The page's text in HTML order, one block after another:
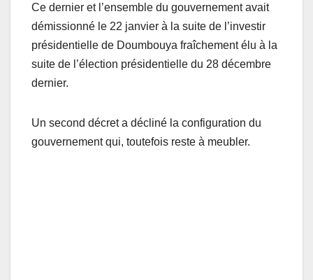
Ce dernier et l’ensemble du gouvernement avait
démissionné le 22 janvier à la suite de l’investir
présidentielle de Doumbouya fraîchement élu à la
suite de l’élection présidentielle du 28 décembre
dernier.
Un second décret a décliné la configuration du
gouvernement qui, toutefois reste à meubler.